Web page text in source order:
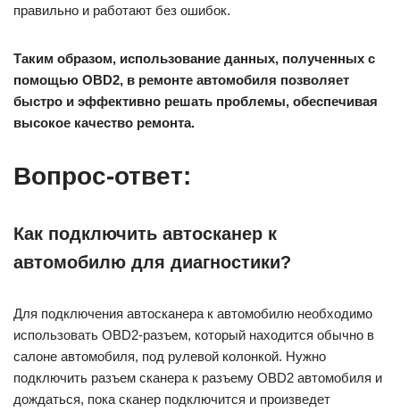
правильно и работают без ошибок.
Таким образом, использование данных, полученных с
помощью OBD2, в ремонте автомобиля позволяет
быстро и эффективно решать проблемы, обеспечивая
высокое качество ремонта.
Вопрос-ответ:
Как подключить автосканер к
автомобилю для диагностики?
Для подключения автосканера к автомобилю необходимо
использовать OBD2-разъем, который находится обычно в
салоне автомобиля, под рулевой колонкой. Нужно
подключить разъем сканера к разъему OBD2 автомобиля и
дождаться, пока сканер подключится и произведет